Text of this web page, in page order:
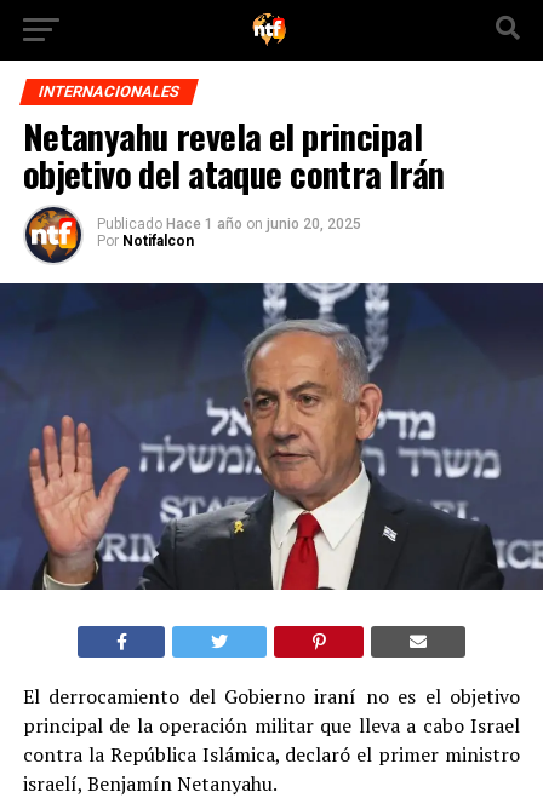
INTERNACIONALES
Netanyahu revela el principal
objetivo del ataque contra Irán
Publicado Hace 1 año on junio 20, 2025
Por Notifalcon
El derrocamiento del Gobierno iraní no es el objetivo
principal de la operación militar que lleva a cabo Israel
contra la República Islámica, declaró el primer ministro
israelí, Benjamín Netanyahu.